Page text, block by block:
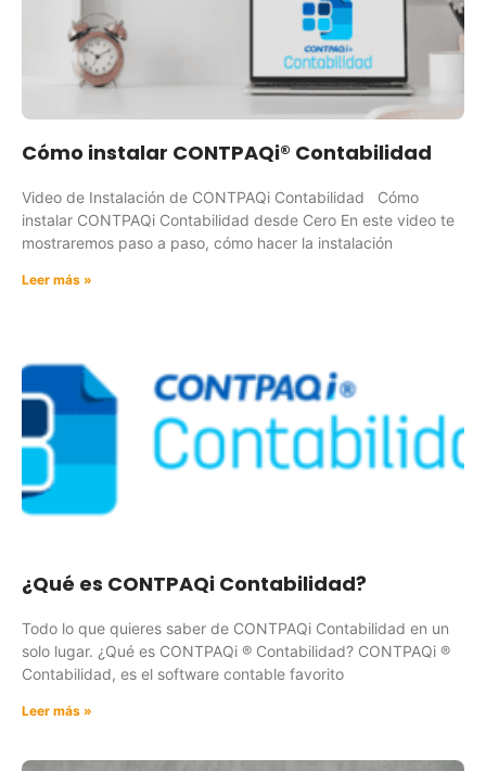
Cómo instalar CONTPAQi® Contabilidad
Video de Instalación de CONTPAQi Contabilidad Cómo
instalar CONTPAQi Contabilidad desde Cero En este video te
mostraremos paso a paso, cómo hacer la instalación
Leer más »
¿Qué es CONTPAQi Contabilidad?
Todo lo que quieres saber de CONTPAQi Contabilidad en un
solo lugar. ¿Qué es CONTPAQi ® Contabilidad? CONTPAQi ®
Contabilidad, es el software contable favorito
Leer más »